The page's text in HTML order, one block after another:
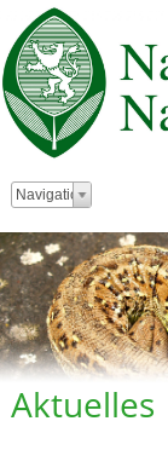
Zielseite
Navigation
Aktuelles